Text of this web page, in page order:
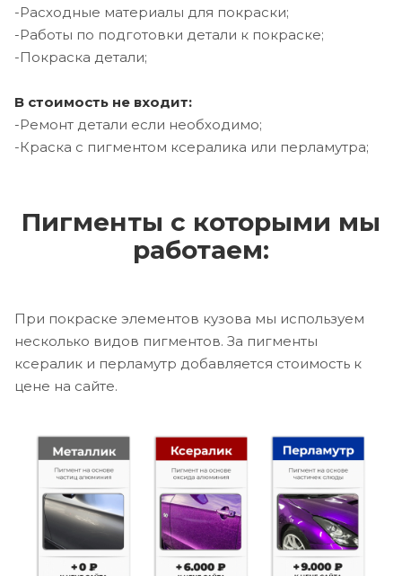
-Расходные материалы для покраски;
-Работы по подготовки детали к покраске;
-Покраска детали;
В стоимость не входит:
-Ремонт детали если необходимо;
-Краска с пигментом ксералика или перламутра;
Пигменты с которыми мы
работаем:
При покраске элементов кузова мы используем
несколько видов пигментов. За пигменты
ксералик и перламутр добавляется стоимость к
цене на сайте.